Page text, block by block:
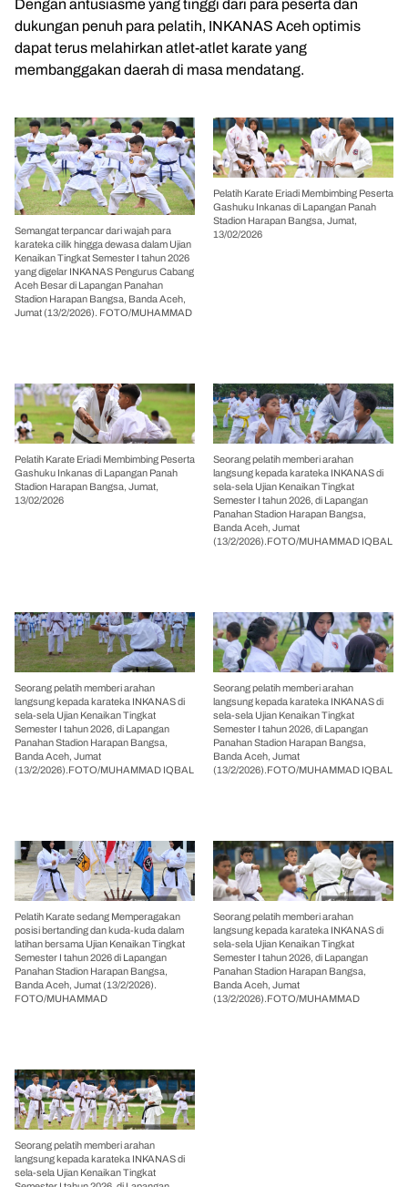
Dengan antusiasme yang tinggi dari para peserta dan
dukungan penuh para pelatih, INKANAS Aceh optimis
dapat terus melahirkan atlet-atlet karate yang
membanggakan daerah di masa mendatang.
Semangat terpancar dari wajah para
karateka cilik hingga dewasa dalam Ujian
Kenaikan Tingkat Semester I tahun 2026
yang digelar INKANAS Pengurus Cabang
Aceh Besar di Lapangan Panahan
Stadion Harapan Bangsa, Banda Aceh,
Jumat (13/2/2026). FOTO/MUHAMMAD
Pelatih Karate Eriadi Membimbing Peserta
Gashuku Inkanas di Lapangan Panah
Stadion Harapan Bangsa, Jumat,
13/02/2026
Pelatih Karate Eriadi Membimbing Peserta
Gashuku Inkanas di Lapangan Panah
Stadion Harapan Bangsa, Jumat,
13/02/2026
Seorang pelatih memberi arahan
langsung kepada karateka INKANAS di
sela-sela Ujian Kenaikan Tingkat
Semester I tahun 2026, di Lapangan
Panahan Stadion Harapan Bangsa,
Banda Aceh, Jumat
(13/2/2026).FOTO/MUHAMMAD IQBAL
Seorang pelatih memberi arahan
langsung kepada karateka INKANAS di
sela-sela Ujian Kenaikan Tingkat
Semester I tahun 2026, di Lapangan
Panahan Stadion Harapan Bangsa,
Banda Aceh, Jumat
(13/2/2026).FOTO/MUHAMMAD IQBAL
Seorang pelatih memberi arahan
langsung kepada karateka INKANAS di
sela-sela Ujian Kenaikan Tingkat
Semester I tahun 2026, di Lapangan
Panahan Stadion Harapan Bangsa,
Banda Aceh, Jumat
(13/2/2026).FOTO/MUHAMMAD IQBAL
Pelatih Karate sedang Memperagakan
posisi bertanding dan kuda-kuda dalam
latihan bersama Ujian Kenaikan Tingkat
Semester I tahun 2026 di Lapangan
Panahan Stadion Harapan Bangsa,
Banda Aceh, Jumat (13/2/2026).
FOTO/MUHAMMAD
Seorang pelatih memberi arahan
langsung kepada karateka INKANAS di
sela-sela Ujian Kenaikan Tingkat
Semester I tahun 2026, di Lapangan
Panahan Stadion Harapan Bangsa,
Banda Aceh, Jumat
(13/2/2026).FOTO/MUHAMMAD
Seorang pelatih memberi arahan
langsung kepada karateka INKANAS di
sela-sela Ujian Kenaikan Tingkat